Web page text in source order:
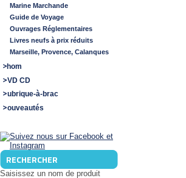
Marine Marchande
Guide de Voyage
Ouvrages Réglementaires
Livres neufs à prix réduits
Marseille, Provence, Calanques
Shom
DVD CD
Rubrique-à-brac
Nouveautés
RECHERCHER
Saisissez un nom de produit